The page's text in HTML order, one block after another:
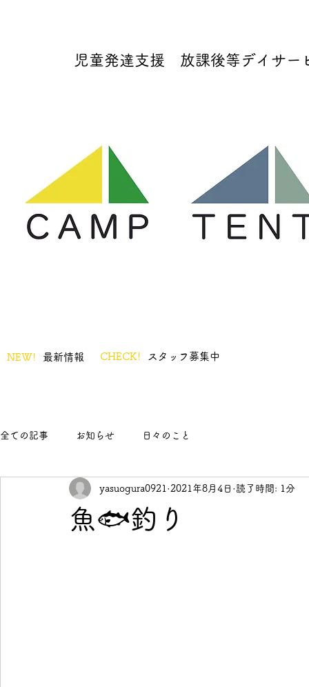
児童発達支援 放課後等デイサ
NEW! 最新情報 CHECK! スタッフ募集中
全ての記事 お知らせ 日々のこと
魚🐟釣り
yasuogura0921 2021年8月4日 読了時間: 1分